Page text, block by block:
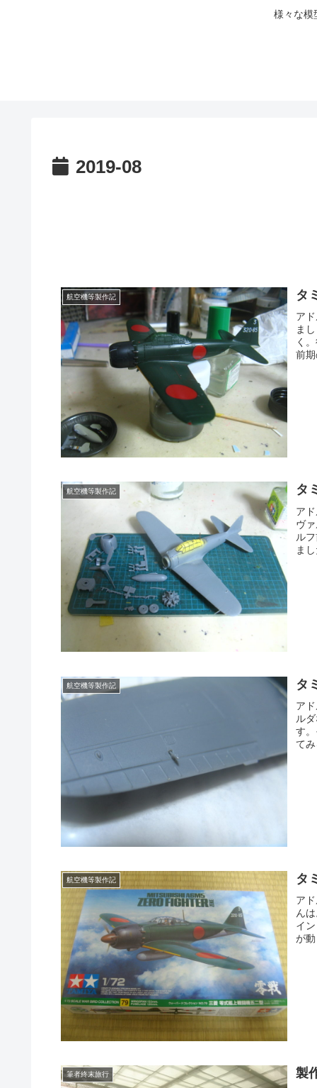
様々な模
2019-08
航空機等製作記 タ
ア
ま
く
前
航空機等製作記 タ
ア
ヴ
ル
ま
航空機等製作記 タ
ア
ル
す
て
航空機等製作記 タ
ア
ん
イ
が
筆者終末旅行 製